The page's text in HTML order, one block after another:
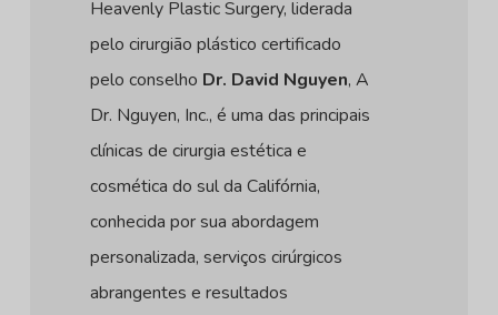
Heavenly Plastic Surgery, liderada
pelo cirurgião plástico certificado
pelo conselho Dr. David Nguyen, A
Dr. Nguyen, Inc., é uma das principais
clínicas de cirurgia estética e
cosmética do sul da Califórnia,
conhecida por sua abordagem
personalizada, serviços cirúrgicos
abrangentes e resultados